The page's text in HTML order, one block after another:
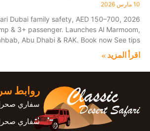
10 مارس 2026
Dubai family safety, AED 150–700,
& 3+ passenger. Launches Al Marmoom,
Abu Dhabi & RAK. Book now See tips
اقرأ المزيد »
روابط
سفاري
سفاري